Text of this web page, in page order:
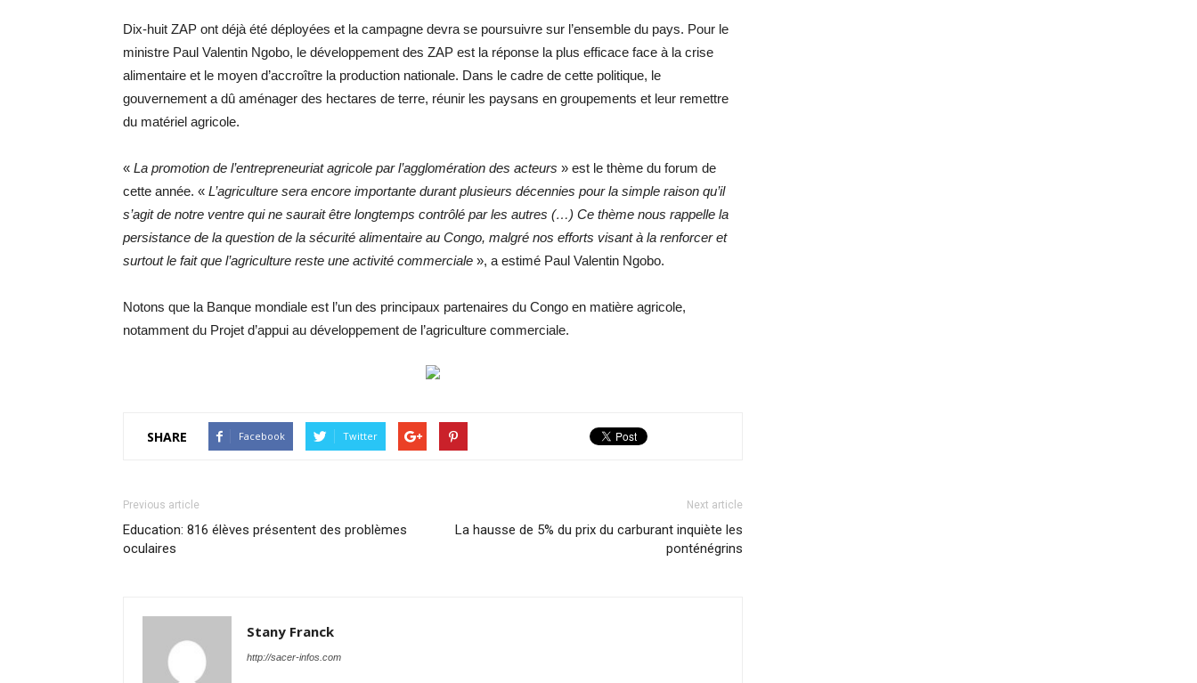
Dix-huit ZAP ont déjà été déployées et la campagne devra se poursuivre sur l’ensemble du pays. Pour le
ministre Paul Valentin Ngobo, le développement des ZAP est la réponse la plus efficace face à la crise
alimentaire et le moyen d’accroître la production nationale. Dans le cadre de cette politique, le
gouvernement a dû aménager des hectares de terre, réunir les paysans en groupements et leur remettre
du matériel agricole.
« La promotion de l’entrepreneuriat agricole par l’agglomération des acteurs » est le thème du forum de
cette année. « L’agriculture sera encore importante durant plusieurs décennies pour la simple raison qu’il
s’agit de notre ventre qui ne saurait être longtemps contrôlé par les autres (…) Ce thème nous rappelle la
persistance de la question de la sécurité alimentaire au Congo, malgré nos efforts visant à la renforcer et
surtout le fait que l’agriculture reste une activité commerciale », a estimé Paul Valentin Ngobo.
Notons que la Banque mondiale est l’un des principaux partenaires du Congo en matière agricole,
notamment du Projet d’appui au développement de l’agriculture commerciale.
SHARE Facebook Twitter
Previous article
Education: 816 élèves présentent des problèmes
oculaires
Next article
La hausse de 5% du prix du carburant inquiète les
ponténégrins
Stany Franck
http://sacer-infos.com